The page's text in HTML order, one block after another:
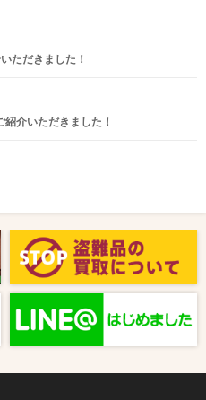
ただきました！
紹介いただきました！